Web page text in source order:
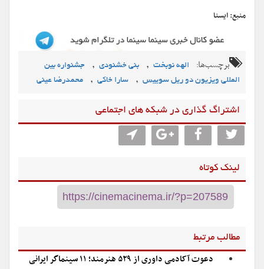
منبع: ایسنا
برچسب‌ها: الهه نوبخت , بنی خشنودی ,
جشنواره بین
المللی ویزیون دو ريل سوییس , سارا خاکی , محمدرضا عینی
اشتراگ گذاری در شبکه های اجتماعی
لینک کوتاه
مطالب مرتبط
دعوت آکادمی داوری از ۵۲۹ هنرمند؛ ۱۱ سینماگر ایرانی